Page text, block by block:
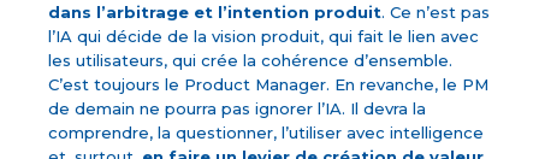
dans l’arbitrage et l’intention produit. Ce n’est pas
l’IA qui décide de la vision produit, qui fait le lien avec
les utilisateurs, qui crée la cohérence d’ensemble.
C’est toujours le Product Manager. En revanche, le PM
de demain ne pourra pas ignorer l’IA. Il devra la
comprendre, la questionner, l’utiliser avec intelligence